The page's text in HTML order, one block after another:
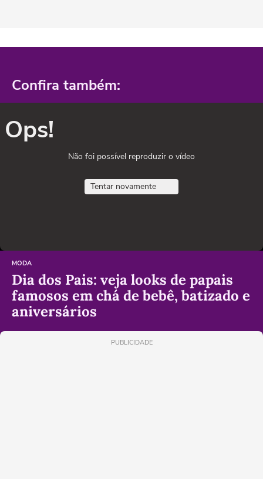
Confira também:
Ops!
Não foi possível reproduzir o vídeo
Tentar novamente
MODA
Dia dos Pais: veja looks de papais
famosos em chá de bebê, batizado e
aniversários
PUBLICIDADE